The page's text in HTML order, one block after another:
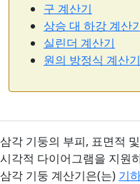
구 계산기
상승 대 하강 계산
실린더 계산기
원의 방정식 계산기
삼각 기둥의 부피, 표면적
시각적 다이어그램을 지원
삼각 기둥 계산기은(는) 기